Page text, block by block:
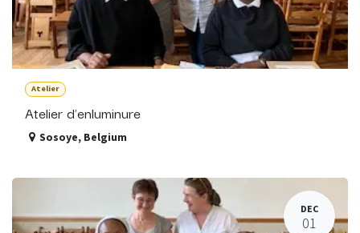
Atelier
Atelier d'enluminure
Sosoye, Belgium
DEC
01